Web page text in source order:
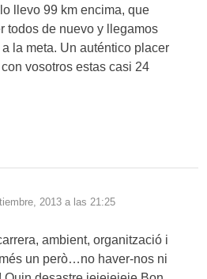
llevo 99 km encima, que
de nuevo y llegamos
la meta. Un auténtico placer
vosotros estas casi 24
2013 a las 21:25
ambient, organització i
un però…no haver-nos ni